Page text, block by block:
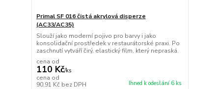
Primal SF 016 čistá akrylová disperze
(AC33/AC35)
Slouží jako moderní pojivo pro barvy i jako
konsolidační prostředek v restaurátorské praxi. Po
zaschnutí vytváří čirý, elastický film, který nepraská.
cena od
110 Kč/ks
cena od
90,91 Kč bez DPH Ihned k odeslání 6 ks